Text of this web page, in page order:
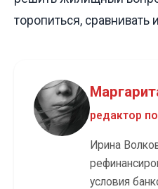
торопиться,
редактор
Ирина
условия